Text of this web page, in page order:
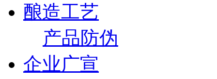
酿造工艺
产品防伪
企业广宣